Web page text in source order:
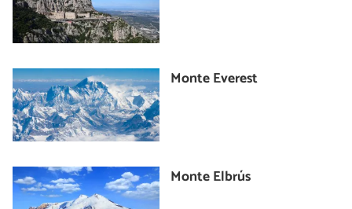
Monte Everest
Monte Elbrús